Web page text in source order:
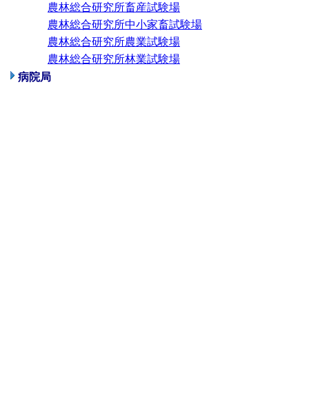
農林総合研究所畜産試験場
農林総合研究所中小家畜試験場
農林総合研究所農業試験場
農林総合研究所林業試験場
病院局